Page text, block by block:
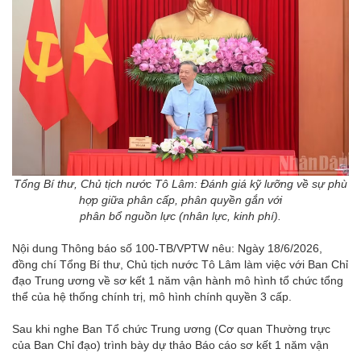
Tổng Bí thư, Chủ tịch nước Tô Lâm: Đánh giá kỹ lưỡng về sự phù
hợp giữa phân cấp, phân quyền gắn với
phân bổ nguồn lực (nhân lực, kinh phí).
Nội dung Thông báo số 100-TB/VPTW nêu: Ngày 18/6/2026,
đồng chí Tổng Bí thư, Chủ tịch nước Tô Lâm làm việc với Ban Chỉ
đạo Trung ương về sơ kết 1 năm vận hành mô hình tổ chức tổng
thể của hệ thống chính trị, mô hình chính quyền 3 cấp.
Sau khi nghe Ban Tổ chức Trung ương (Cơ quan Thường trực
của Ban Chỉ đạo) trình bày dự thảo Báo cáo sơ kết 1 năm vận